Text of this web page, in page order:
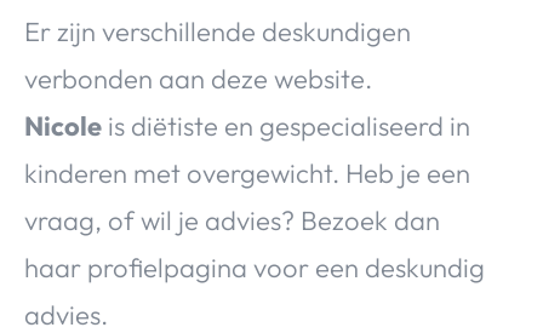
Er zijn verschillende deskundigen
verbonden aan deze website.
Nicole is diëtiste en gespecialiseerd in
kinderen met overgewicht. Heb je een
vraag, of wil je advies? Bezoek dan
haar profielpagina voor een deskundig
advies.